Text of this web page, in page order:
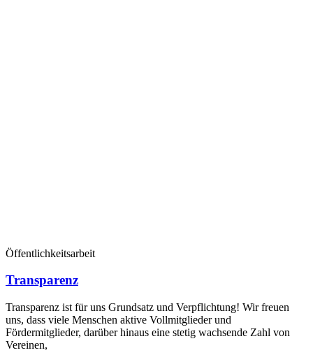
Öffentlichkeitsarbeit
Transparenz
Transparenz ist für uns Grundsatz und Verpflichtung! Wir freuen
uns, dass viele Menschen aktive Vollmitglieder und
Fördermitglieder, darüber hinaus eine stetig wachsende Zahl von
Vereinen,